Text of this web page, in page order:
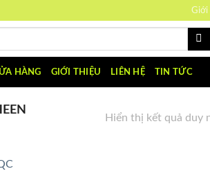
Giới
HÀNG GIỚI THIỆU LIÊN HỆ TIN TỨC
Hiển thị kết quả duy